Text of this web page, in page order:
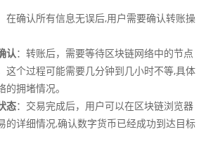
在确认所有信息无误后,用户需要确认转账操
认：转账后，需要等待区块链网络中的节点
这个过程可能需要几分钟到几小时不等,具体
的拥堵情况。
态：交易完成后，用户可以在区块链浏览器
的详细情况,确认数字货币已经成功到达目标